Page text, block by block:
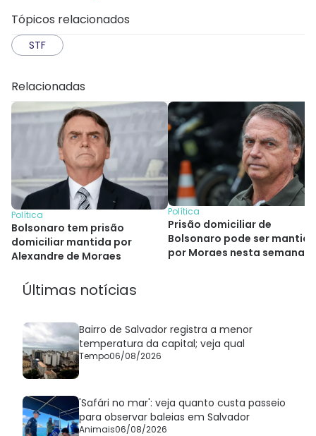
Tópicos relacionados
STF
Relacionadas
Política
Bolsonaro tem prisão
domiciliar mantida por
Alexandre de Moraes
Política
Prisão domiciliar de
Bolsonaro pode ser mantida
por Moraes nesta semana
Últimas notícias
Bairro de Salvador registra a menor
temperatura da capital; veja qual
Tempo06/08/2026
'Safári no mar': veja quanto custa passeio
para observar baleias em Salvador
Animais06/08/2026